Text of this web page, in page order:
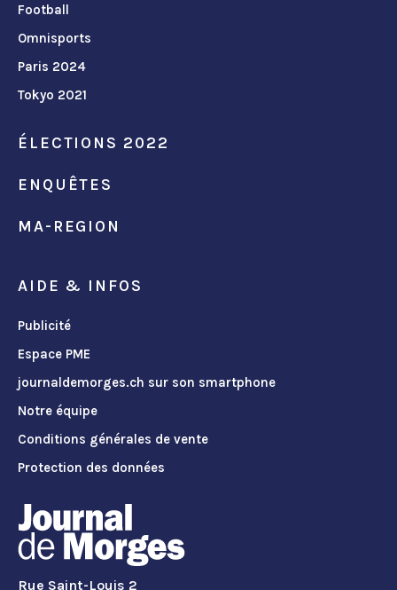
Football
Omnisports
Paris 2024
Tokyo 2021
ÉLECTIONS 2022
ENQUÊTES
MA-REGION
AIDE & INFOS
Publicité
Espace PME
journaldemorges.ch sur son smartphone
Notre équipe
Conditions générales de vente
Protection des données
Rue Saint-Louis 2